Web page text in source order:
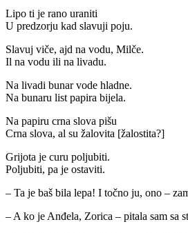
Lipo ti je rano uraniti
U predzorju kad slavuji poju.
Slavuj viče, ajd na vodu, Milče.
Il na vodu ili na livadu.
Na livadi bunar vode hladne.
Na bunaru list papira bijela.
Na papiru crna slova pišu
Crna slova, al su žalovita [žalostita?]
Grijota je curu poljubiti.
Poljubiti, pa je ostaviti.
– Ta je baš bila lepa! I točno ju, ono –
– A ko je Anđela, Zorica – pitala sam sa